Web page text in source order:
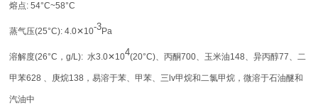
熔点: 54°C~58°C
蒸气压(25°C): 4.0✕10-3Pa
溶解度(26°C，g/L): 水3.0✕104(20°C)、丙酮700、玉米油148、异丙醇77、二
甲苯628 、庚烷138，易溶于苯、甲苯、三lv甲烷和二氯甲烷，微溶于石油醚和
汽油中